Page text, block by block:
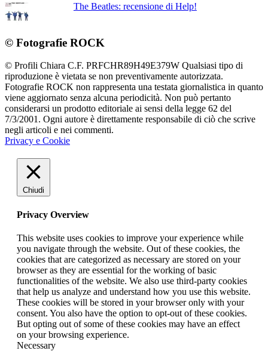
The Beatles: recensione di Help!
© Fotografie ROCK
© Profili Chiara C.F. PRFCHR89H49E379W Qualsiasi tipo di
riproduzione è vietata se non preventivamente autorizzata.
Fotografie ROCK non rappresenta una testata giornalistica in quanto
viene aggiornato senza alcuna periodicità. Non può pertanto
considerarsi un prodotto editoriale ai sensi della legge 62 del
7/3/2001. Ogni autore è direttamente responsabile di ciò che scrive
negli articoli e nei commenti.
Privacy e Cookie
Chiudi
Privacy Overview
This website uses cookies to improve your experience while
you navigate through the website. Out of these cookies, the
cookies that are categorized as necessary are stored on your
browser as they are essential for the working of basic
functionalities of the website. We also use third-party cookies
that help us analyze and understand how you use this website.
These cookies will be stored in your browser only with your
consent. You also have the option to opt-out of these cookies.
But opting out of some of these cookies may have an effect
on your browsing experience.
Necessary